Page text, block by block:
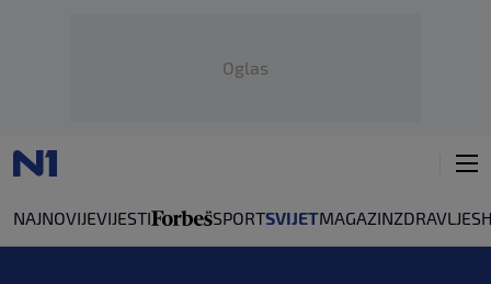
Oglas
NAJNOVIJEVIJESTI SPORTSVIJETMAGAZINZDRAVLJE